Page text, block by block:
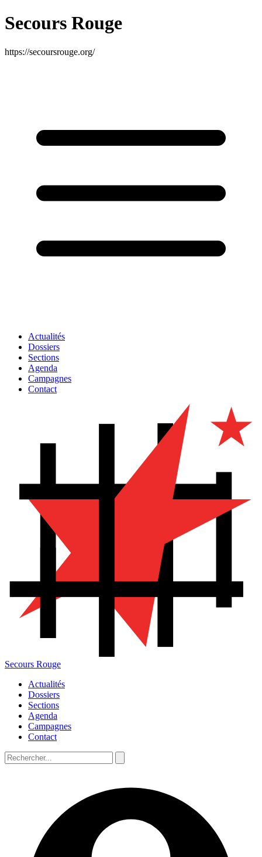
Secours Rouge
https://secoursrouge.org/
Actualités
Dossiers
Sections
Agenda
Campagnes
Contact
Secours Rouge
Actualités
Dossiers
Sections
Agenda
Campagnes
Contact